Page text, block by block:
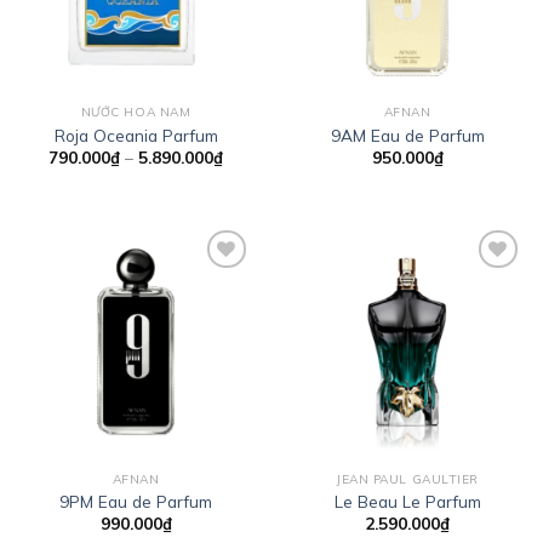
NƯỚC HOA NAM
Roja Oceania Parfum
790.000₫ – 5.890.000₫Khoảng
5.890.000₫
AFNAN
9AM Eau de Parfum
950.000₫
AFNAN
9PM Eau de Parfum
990.000₫
JEAN PAUL GAULTIER
Le Beau Le Parfum
2.590.000₫